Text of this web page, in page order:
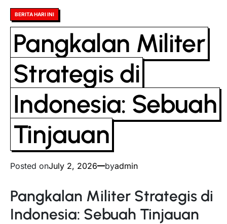
Posted
in
BERITA HARI INI
Pangkalan Militer
Strategis di
Indonesia: Sebuah
Tinjauan
Posted onJuly 2, 2026 byadmin
Pangkalan Militer Strategis di
Indonesia: Sebuah Tinjauan